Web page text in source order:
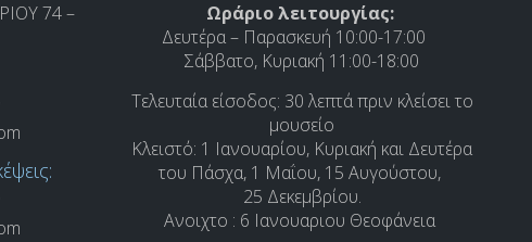
74 –
Ωράριο λειτουργίας:
Δευτέρα – Παρασκευή 10:00-17:00
Σάββατο, Κυριακή 11:00-18:00
Τελευταία είσοδος: 30 λεπτά πριν κλείσει το
μουσείο
Κλειστό: 1 Ιανουαρίου, Κυριακή και Δευτέρα
του Πάσχα, 1 Μαΐου, 15 Αυγούστου,
25 Δεκεμβρίου.
Ανοιχτο : 6 Ιανουαριου Θεοφάνεια